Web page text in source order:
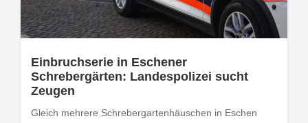
Einbruchserie in Eschener
Schrebergärten: Landespolizei sucht
Zeugen
Gleich mehrere Schrebergartenhäuschen in Eschen